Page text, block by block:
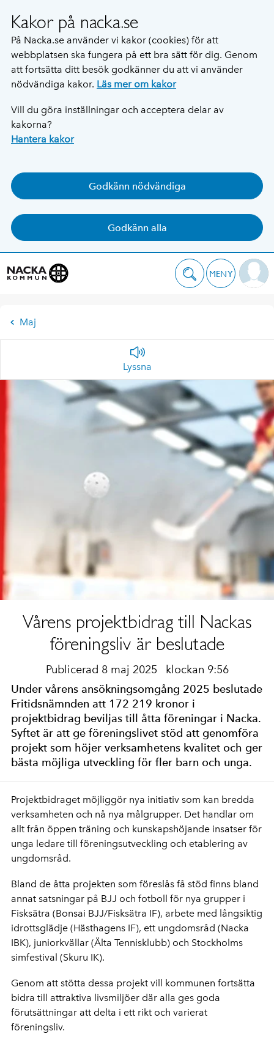
Kakor på nacka.se
På Nacka.se använder vi kakor (cookies) för att
webbplatsen ska fungera på ett bra sätt för dig. Genom
att fortsätta ditt besök godkänner du att vi använder
nödvändiga kakor. Läs mer om kakor
Vill du göra inställningar och acceptera delar av
kakorna?
Hantera kakor
Godkänn nödvändiga
Godkänn alla
MENY
Maj
Lyssna
Vårens projektbidrag till Nackas
föreningsliv är beslutade
Publicerad 8 maj 2025 klockan 9:56
Under vårens ansökningsomgång 2025 beslutade
Fritidsnämnden att 172 219 kronor i
projektbidrag beviljas till åtta föreningar i Nacka.
Syftet är att ge föreningslivet stöd att genomföra
projekt som höjer verksamhetens kvalitet och ger
bästa möjliga utveckling för fler barn och unga.
Projektbidraget möjliggör nya initiativ som kan bredda
verksamheten och nå nya målgrupper. Det handlar om
allt från öppen träning och kunskapshöjande insatser för
unga ledare till föreningsutveckling och etablering av
ungdomsråd.
Bland de åtta projekten som föreslås få stöd finns bland
annat satsningar på BJJ och fotboll för nya grupper i
Fisksätra (Bonsai BJJ/Fisksätra IF), arbete med långsiktig
idrottsglädje (Hästhagens IF), ett ungdomsråd (Nacka
IBK), juniorkvällar (Älta Tennisklubb) och Stockholms
simfestival (Skuru IK).
Genom att stötta dessa projekt vill kommunen fortsätta
bidra till attraktiva livsmiljöer där alla ges goda
förutsättningar att delta i ett rikt och varierat
föreningsliv.